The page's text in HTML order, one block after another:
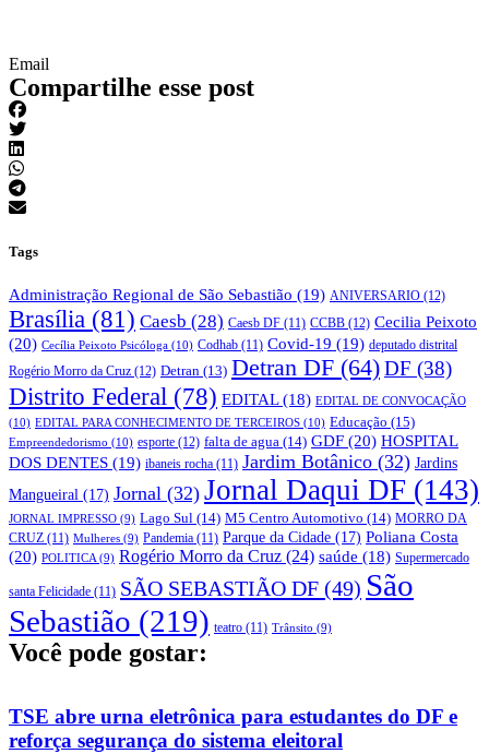
Email
Compartilhe esse post
Tags
Administração Regional de São Sebastião (19) ANIVERSARIO (12)
Brasília (81) Caesb (28) Caesb DF (11) CCBB (12) Cecilia Peixoto
(20) Cecília Peixoto Psicóloga (10) Codhab (11) Covid-19 (19) deputado distrital
Rogério Morro da Cruz (12) Detran (13) Detran DF (64)DF (38)
Distrito Federal (78) EDITAL(18) EDITAL DE CONVOCAÇÃO
(10) EDITAL PARA CONHECIMENTO DE TERCEIROS (10) Educação (15)
Empreendedorismo (10) esporte (12) falta de agua (14) GDF (20) HOSPITAL
DOS DENTES (19) ibaneis rocha (11) Jardim Botânico (32) Jardins
Mangueiral (17) Jornal (32) Jornal Daqui DF (143)
JORNAL IMPRESSO (9) Lago Sul (14) M5 Centro Automotivo (14) MORRO DA
CRUZ (11) Mulheres (9) Pandemia (11) Parque da Cidade (17) Poliana Costa
(20) POLITICA (9) Rogério Morro da Cruz (24) saúde (18) Supermercado
santa Felicidade (11) SÃO SEBASTIÃO DF (49) São
Sebastião (219) teatro (11) Trânsito (9)
Você pode gostar:
TSE abre urna eletrônica para estudantes do DF e
reforça segurança do sistema eleitoral